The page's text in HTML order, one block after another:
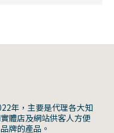
年，主要是代理各大知
體店及網站供客人方便
牌的產品。